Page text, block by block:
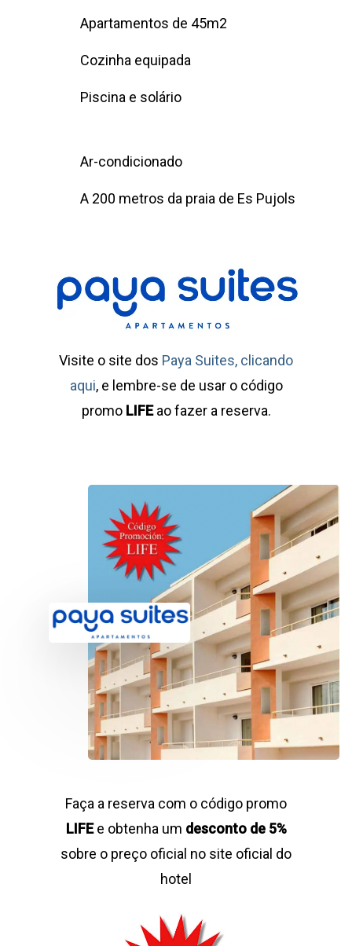
Apartamentos de 45m2
Cozinha equipada
Piscina e solário
Ar-condicionado
A 200 metros da praia de Es Pujols
Visite o site dos Paya Suites, clicando
aqui, e lembre-se de usar o código
promo LIFEao fazer a reserva.
Faça a reserva com o código promo
LIFEe obtenha um desconto de 5%
sobre o preço oficial no site oficial do
hotel